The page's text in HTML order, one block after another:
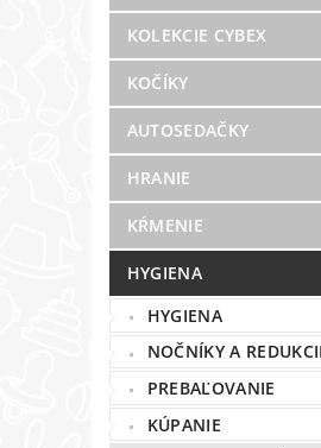
KOLEKCIE CYBEX
KOČÍKY
AUTOSEDAČKY
HRANIE
KŔMENIE
HYGIENA
HYGIENA
NOČNÍKY A
PREBAĽOVANIE
KÚPANIE